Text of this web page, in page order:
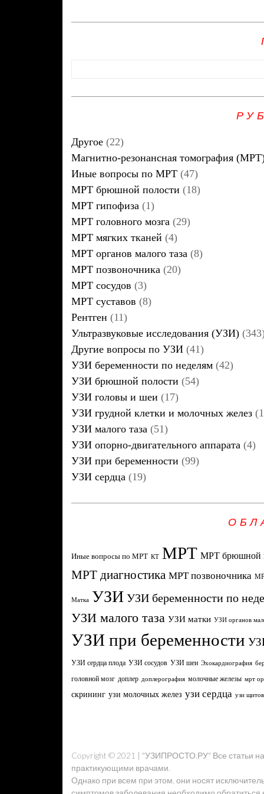
Другое (22)
Магнитно-резонансная томография
Иные вопросы по МРТ (47)
МРТ брюшной полости (18)
МРТ гипофиза (1)
МРТ головного мозга (29)
МРТ мягких тканей (4)
МРТ органов малого таза (8)
МРТ позвоночника (20)
МРТ сосудов (3)
МРТ суставов (8)
Рентген (11)
Ультразвуковые исследования (УЗИ)
Другие вопросы по УЗИ (41)
УЗИ беременности по неделям (42)
УЗИ брюшной полости (54)
УЗИ головы и шеи (17)
УЗИ грудной клетки и молочных желез
УЗИ малого таза (51)
УЗИ опорно-двигательного аппарата (4)
УЗИ при беременности (99)
УЗИ сердца (19)
Иные вопросы по МРТ КТ МРТ МРТ брюшной
МРТ диагностика МРТ позвоночника
Матка УЗИ УЗИ беременности по
УЗИ малого таза УЗИ матки УЗИ органов
УЗИ при беременности
УЗИ сердца плода УЗИ сосудов УЗИ шеи Эхокардиография
головной мозг доплер доплерография молочные железы мрт
скрининг узи молочных желез узи сердца узи
Copyright © 2021 | "УЗИПРОСТО.РУ" Все статьи
практикующими врачами.
Однако при всем при этом, они носят